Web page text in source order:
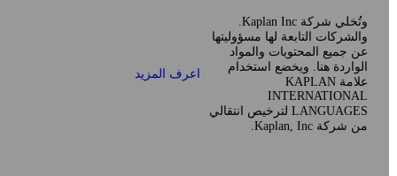
وتُخلي شركة Kaplan Inc.
والشركات التابعة لها مسؤوليتها
عن جميع المحتويات والمواد
الواردة هنا. ويخضع استخدام
علامة KAPLAN
INTERNATIONAL
LANGUAGES لترخيص انتقالي
من شركة Kaplan, Inc.
اعرف المزيد